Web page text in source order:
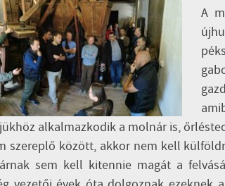
A
alkalmazkodik a molnár is,
szereplő között, akkor nem kell
sem kell kitennie magát a